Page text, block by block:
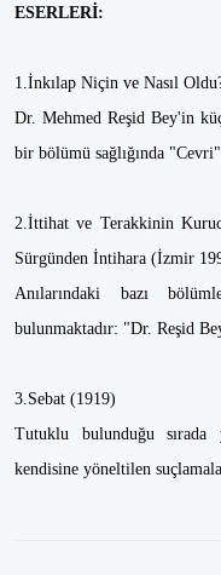
ESERLERİ:
1.İnkılap Niçin ve Nasıl
Dr. Mehmed Reşid Bey'in
bir bölümü sağlığında "Cevri"
2.İttihat ve Terakkinin
Sürgünden İntihara (İzmir
Anılarındaki bazı
bulunmaktadır: "Dr. Reşid
3.Sebat (1919)
Tutuklu bulunduğu sırada
kendisine yöneltilen